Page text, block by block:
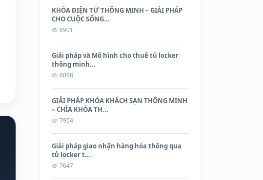
KHÓA ĐIỆN TỬ THÔNG MINH – GIẢI PHÁP
CHO CUỘC SỐNG...
8901
Giải pháp và Mô hình cho thuê tủ locker
thông minh...
8098
GIẢI PHÁP KHÓA KHÁCH SẠN THÔNG MINH
– CHÌA KHÓA TH...
7954
Giải pháp giao nhận hàng hóa thông qua
tủ locker t...
7647